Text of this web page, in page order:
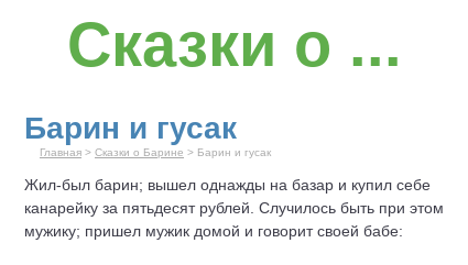
Сказки о ...
Барин и гусак
Главная > Сказки о Барине > Барин и гусак
Жил-был барин; вышел однажды на базар и купил себе
канарейку за пятьдесят рублей. Случилось быть при этом
мужику; пришел мужик домой и говорит своей бабе: